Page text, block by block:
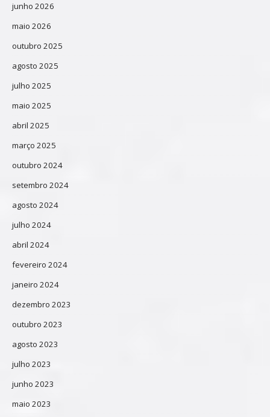
junho 2026
maio 2026
outubro 2025
agosto 2025
julho 2025
maio 2025
abril 2025
março 2025
outubro 2024
setembro 2024
agosto 2024
julho 2024
abril 2024
fevereiro 2024
janeiro 2024
dezembro 2023
outubro 2023
agosto 2023
julho 2023
junho 2023
maio 2023